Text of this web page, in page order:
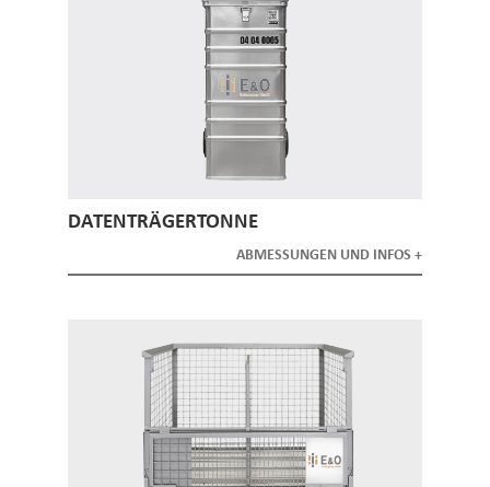
DATENTRÄGERTONNE
ABMESSUNGEN UND INFOS